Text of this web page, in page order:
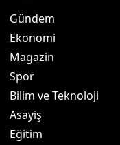
Gündem
Ekonomi
Magazin
Spor
Bilim ve Teknoloji
Asayiş
Eğitim